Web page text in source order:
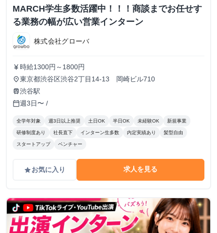
MARCH学生多数活躍中！！！商談までお任せす
る業務の幅が広い営業インターン
株式会社グローバ
currency_yen 時給1300円～1800円
place東京都渋谷区渋谷2丁目14-13 岡崎ビル710
train渋谷駅
calendar_today週3日〜 /
全学年対象 週3日以上推奨 土日OK 半日OK 未経験OK 新規事業
研修制度あり 社長直下 インターン生多数 内定実績あり 髪型自由
スタートアップ ベンチャー
gradeお気に入り 求人を見る